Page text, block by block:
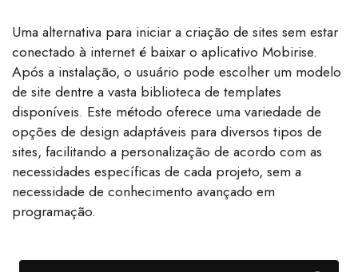
Uma alternativa para iniciar a criação de sites sem estar
conectado à internet é baixar o aplicativo Mobirise.
Após a instalação, o usuário pode escolher um modelo
de site dentre a vasta biblioteca de templates
disponíveis. Este método oferece uma variedade de
opções de design adaptáveis para diversos tipos de
sites, facilitando a personalização de acordo com as
necessidades específicas de cada projeto, sem a
necessidade de conhecimento avançado em
programação.